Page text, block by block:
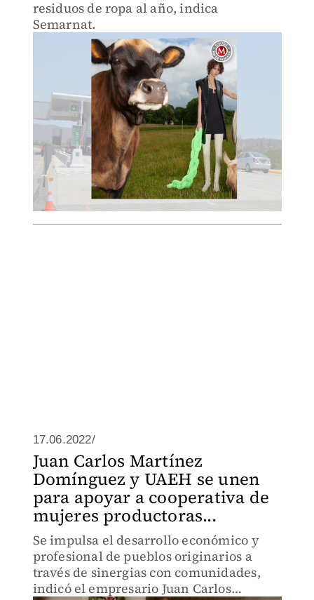
residuos de ropa al año, indica
Semarnat.
17.06.2022/
Juan Carlos Martínez
Domínguez y UAEH se unen
para apoyar a cooperativa de
mujeres productoras...
Se impulsa el desarrollo económico y
profesional de pueblos originarios a
través de sinergias con comunidades,
indicó el empresario Juan Carlos